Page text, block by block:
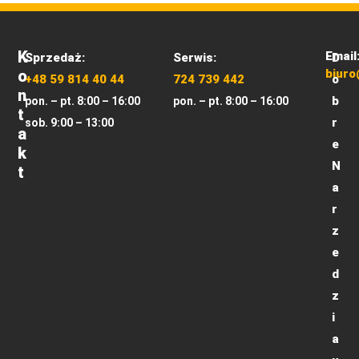
K
O
N
T
A
K
T
Sprzedaż:
+48 59 814 40 44
pon. – pt. 8:00 – 16:00
sob. 9:00 – 13:00
Serwis:
724 739 442
pon. – pt. 8:00 – 16:00
Email:
D
o
b
r
e
N
a
r
z
e
d
z
i
a